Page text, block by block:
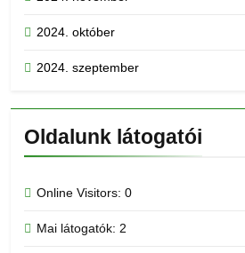
2024. október
2024. szeptember
Oldalunk látogatói
Online Visitors: 0
Mai látogatók: 2